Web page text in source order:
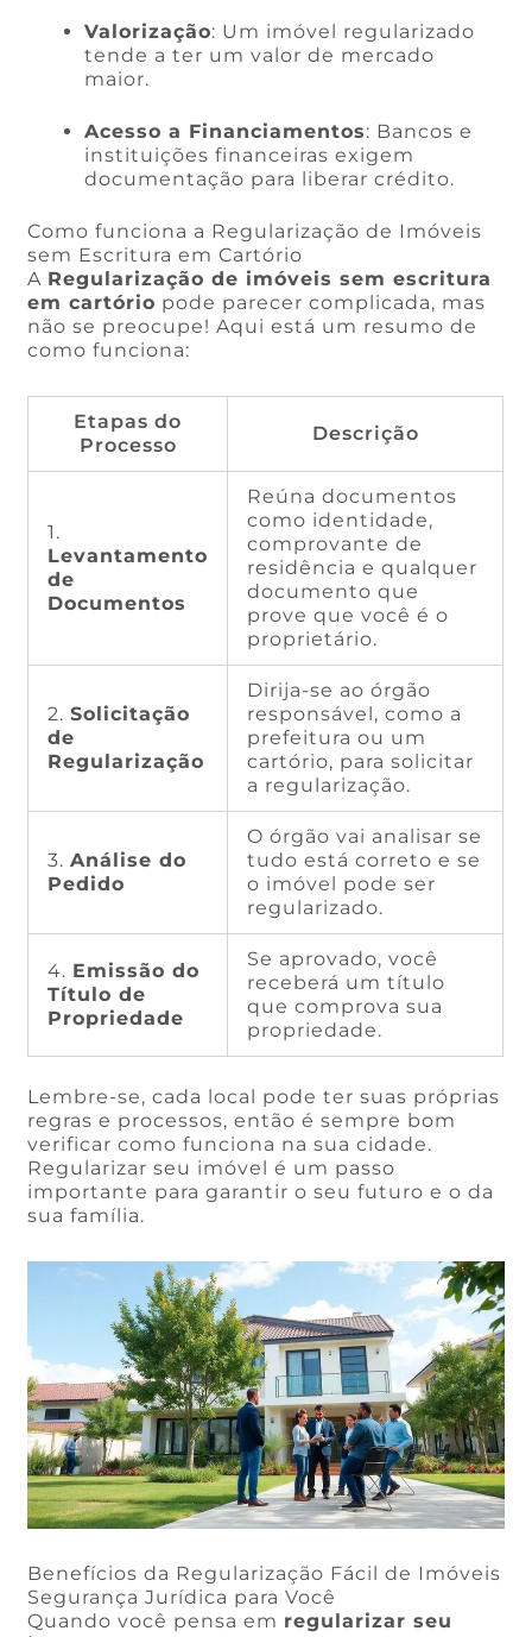
Valorização: Um imóvel regularizado
tende a ter um valor de mercado
maior.
Acesso a Financiamentos: Bancos e
instituições financeiras exigem
documentação para liberar crédito.
Como funciona a Regularização de Imóveis
sem Escritura em Cartório
A Regularização de imóveis sem escritura
em cartório pode parecer complicada, mas
não se preocupe! Aqui está um resumo de
como funciona:
Etapas do
Processo
Descrição
1.
Levantamento
de
Documentos
Reúna documentos
como identidade,
comprovante de
residência e qualquer
documento que
prove que você é o
proprietário.
2.Solicitação
de
Regularização
Dirija-se ao órgão
responsável, como a
prefeitura ou um
cartório, para solicitar
a regularização.
3.Análise do
Pedido
O órgão vai analisar se
tudo está correto e se
o imóvel pode ser
regularizado.
4. Emissão do
Título de
Propriedade
Se aprovado, você
receberá um título
que comprova sua
propriedade.
Lembre-se, cada local pode ter suas próprias
regras e processos, então é sempre bom
verificar como funciona na sua cidade.
Regularizar seu imóvel é um passo
importante para garantir o seu futuro e o da
sua família.
Benefícios da Regularização Fácil de Imóveis
Segurança Jurídica para Você
Quando você pensa em regularizar seu